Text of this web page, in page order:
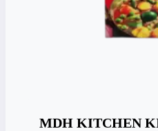
MDH KITCHEN